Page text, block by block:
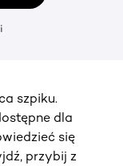
szpiku.
dla
się
przybij z